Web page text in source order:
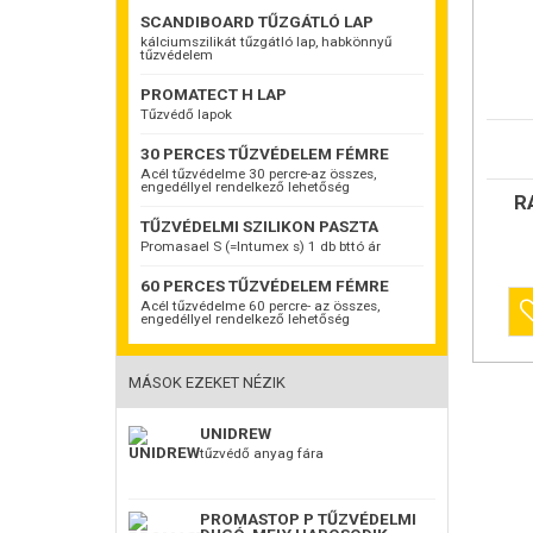
SCANDIBOARD TŰZGÁTLÓ LAP
kálciumszilikát tűzgátló lap, habkönnyű
tűzvédelem
PROMATECT H LAP
Tűzvédő lapok
30 PERCES TŰZVÉDELEM FÉMRE
Acél tűzvédelme 30 percre-az összes,
engedéllyel rendelkező lehetőség
TŰZVÉDELMI SZILIKON PASZTA
Promasael S (=Intumex s) 1 db bttó ár
60 PERCES TŰZVÉDELEM FÉMRE
Acél tűzvédelme 60 percre- az összes,
engedéllyel rendelkező lehetőség
MÁSOK EZEKET NÉZIK
UNIDREW
tűzvédő anyag fára
PROMASTOP P TŰZVÉDELMI
LB-
termék,